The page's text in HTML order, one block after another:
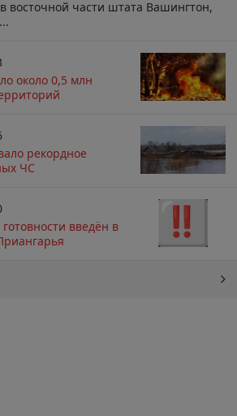
восточной части штата Вашингтон,
около 0,5 млн
рекордное
ЧС
введён в